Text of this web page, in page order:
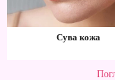
Сува кожа